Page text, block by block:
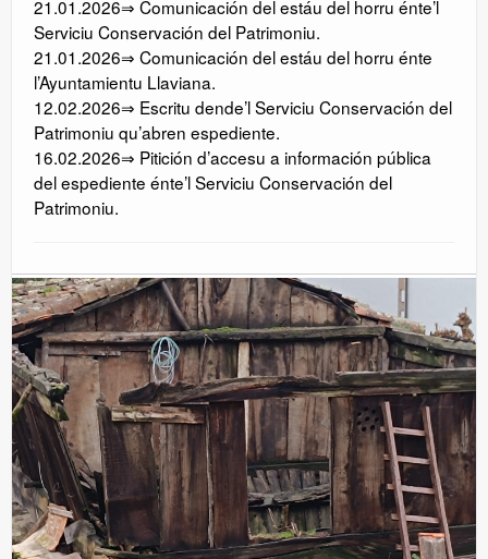
21.01.2026⇒ Comunicación del estáu del horru énte’l
Serviciu Conservación del Patrimoniu.
21.01.2026⇒ Comunicación del estáu del horru énte
l’Ayuntamientu Llaviana.
12.02.2026⇒ Escritu dende’l Serviciu Conservación del
Patrimoniu qu’abren espediente.
16.02.2026⇒ Pitición d’accesu a información pública
del espediente énte’l Serviciu Conservación del
Patrimoniu.